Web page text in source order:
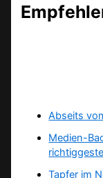
Abseits
Medien-
Tapfer im